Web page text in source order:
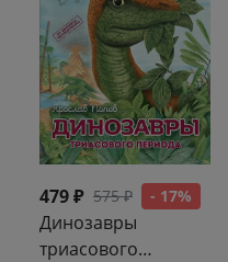
479 ₽ 575 ₽ - 17%
Динозавры
триасового